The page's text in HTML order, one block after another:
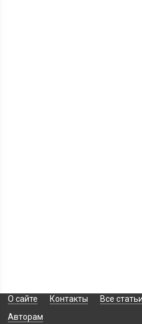
О сайте Контакты Все статьи
Авторам